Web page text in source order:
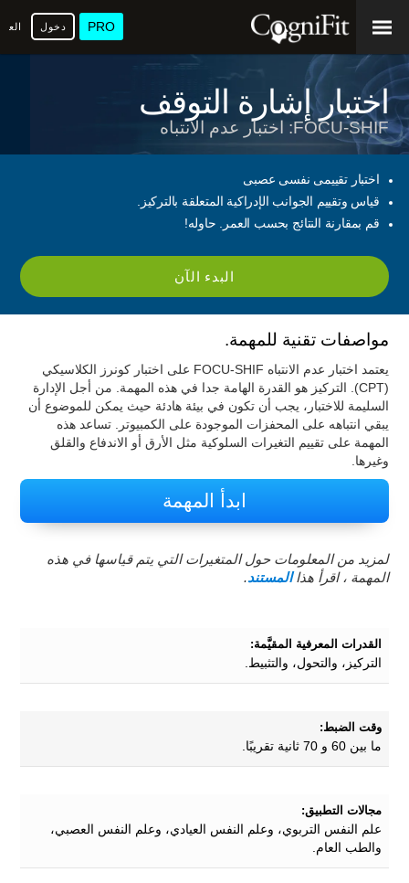
PRO دخول
اختبار إشارة التوقف
FOCU-SHIF: اختبار عدم الانتباه
اختبار تقييمى نفسى عصبى
قياس وتقييم الجوانب الإدراكية المتعلقة بالتركيز.
قم بمقارنة النتائج بحسب العمر. حاوله!
البدء الآن
مواصفات تقنية للمهمة.
يعتمد اختبار عدم الانتباه FOCU-SHIF على اختبار كونرز الكلاسيكي
(CPT). التركيز هو القدرة الهامة جدا في هذه المهمة. من أجل الإدارة
السليمة للاختبار، يجب أن تكون في بيئة هادئة حيث يمكن للموضوع أن
يبقي انتباهه على المحفزات الموجودة على الكمبيوتر. تساعد هذه
المهمة على تقييم التغيرات السلوكية مثل الأرق أو الاندفاع والقلق
وغيرها.
ابدأ المهمة
لمزيد من المعلومات حول المتغيرات التي يتم قياسها في هذه
المهمة ، اقرأ هذاالمستند.
القدرات المعرفية المقيَّمة:
التركيز، والتحول، والتثبيط.
وقت الضبط:
ما بين 60 و 70 ثانية تقريبًا.
مجالات التطبيق:
علم النفس التربوي، وعلم النفس العيادي، وعلم النفس العصبي،
والطب العام.